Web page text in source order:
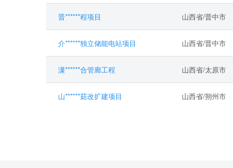
晋******程项目 山西省/晋中市
介******独立储能电站项目 山西省/晋中市
潇******合管廊工程 山西省/太原市
山******菇改扩建项目 山西省/朔州市